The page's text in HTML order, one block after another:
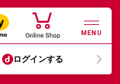
MENU
ログインする